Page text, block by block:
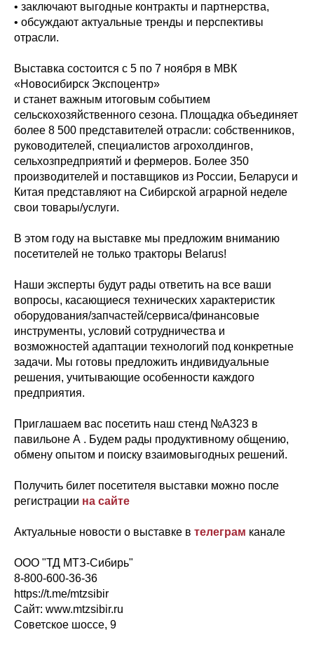
• заключают выгодные контракты и партнерства,
• обсуждают актуальные тренды и перспективы
отрасли.
Выставка состоится с 5 по 7 ноября в МВК
«Новосибирск Экспоцентр»
и станет важным итоговым событием
сельскохозяйственного сезона. Площадка объединяет
более 8 500 представителей отрасли: собственников,
руководителей, специалистов агрохолдингов,
сельхозпредприятий и фермеров. Более 350
производителей и поставщиков из России, Беларуси и
Китая представляют на Сибирской аграрной неделе
свои товары/услуги.
В этом году на выставке мы предложим вниманию
посетителей не только тракторы Belarus!
Наши эксперты будут рады ответить на все ваши
вопросы, касающиеся технических характеристик
оборудования/запчастей/сервиса/финансовые
инструменты, условий сотрудничества и
возможностей адаптации технологий под конкретные
задачи. Мы готовы предложить индивидуальные
решения, учитывающие особенности каждого
предприятия.
Приглашаем вас посетить наш стенд №А323 в
павильоне А . Будем рады продуктивному общению,
обмену опытом и поиску взаимовыгодных решений.
Получить билет посетителя выставки можно после
регистрации на сайте
Актуальные новости о выставке в телеграм канале
ООО "ТД МТЗ-Сибирь"
8-800-600-36-36
https://t.me/mtzsibir
Сайт: www.mtzsibir.ru
Советское шоссе, 9